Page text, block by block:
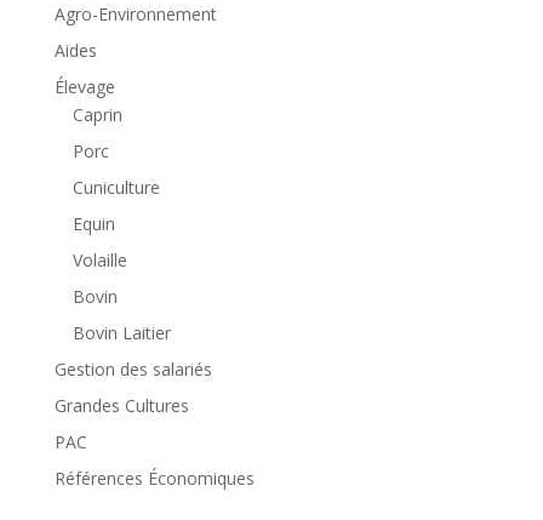
Agro-Environnement
Aides
Élevage
Caprin
Porc
Cuniculture
Equin
Volaille
Bovin
Bovin Laitier
Gestion des salariés
Grandes Cultures
PAC
Références Économiques